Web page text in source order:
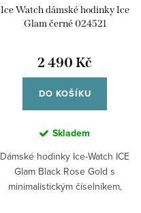
Ice Watch dámské hodinky Ice
Glam černé 024521
2 490 Kč
DO KOŠÍKU
Skladem
Dámské hodinky Ice-Watch ICE
Glam Black Rose Gold s
minimalistickým číselníkem,